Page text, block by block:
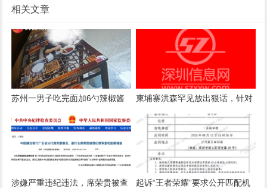
相关文章
苏州一男子吃完面加6勺辣椒酱
被店主曝光，店主回应：气愤，
曝光的本意是希望不要浪费
柬埔寨洪森罕见放出狠话，针对
国内电诈产业下达终极清剿指
令，要求彻查涉案官员
涉嫌严重违纪违法，席荣贵被查
起诉“王者荣耀”要求公开匹配机